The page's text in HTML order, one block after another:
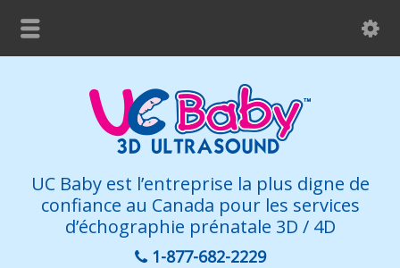
UC Baby est l’entreprise la plus digne de
confiance au Canada pour les services
d’échographie prénatale 3D / 4D
1-877-682-2229